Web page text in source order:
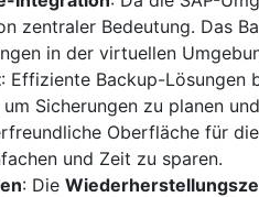
zentraler Bedeutung. Das
in der virtuellen
: Effiziente Backup-Lösungen
um Sicherungen zu planen
Oberfläche für
und Zeit zu sparen.
: Die